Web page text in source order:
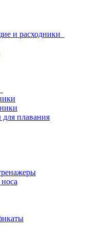
и расходники
плавания